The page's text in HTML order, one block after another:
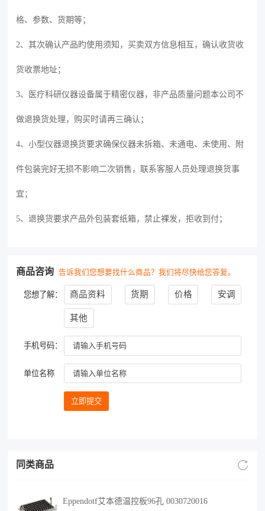
格、参数、货期等；
2、其次确认产品旳使用须知，买卖双方信息相互，确认收货收
货收票地址；
3、医疗科研仪器设备属于精密仪器，非产品质量问题本公司不
做退换货处理，购买时请再三确认；
4、小型仪器退换货要求确保仪器未拆箱、未通电、未使用、附
件包装完好无损不影响二次销售，联系客服人员处理退换货事
宜；
5、退换货要求产品外包装套纸箱，禁止裸发，拒收到付；
商品咨询 告诉我们您想要找什么商品？我们将尽快给您答复。
您想了解： 商品资料 货期 价格 安调
其他
手机号码：
单位名称
同类商品
Eppendotf艾本德温控板96孔 0030720016